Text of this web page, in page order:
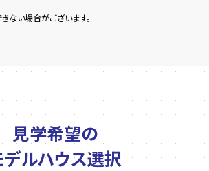
ない場合がございます。
見学希望の
デルハウス選択